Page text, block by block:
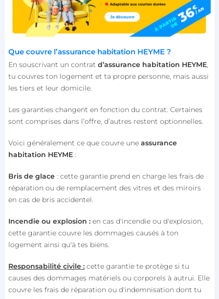
Que couvre l’assurance habitation HEYME ?
En souscrivant un contrat d’assurance habitation HEYME,
tu couvres ton logement et ta propre personne, mais aussi
les tiers et leur domicile.
Les garanties changent en fonction du contrat. Certaines
sont comprises dans l’offre, d’autres restent optionnelles.
Voici généralement ce que couvre une assurance
habitation HEYME:
Bris de glace: cette garantie prend en charge les frais de
réparation ou de remplacement des vitres et des miroirs
en cas de bris accidentel.
Incendie ou explosion :en cas d'incendie ou d'explosion,
cette garantie couvre les dommages causés à ton
logement ainsi qu'à tes biens.
Responsabilité civile :cette garantie te protège si tu
causes des dommages matériels ou corporels à autrui. Elle
couvre les frais de réparation ou d'indemnisation dont tu